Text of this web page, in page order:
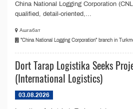
China National Logging Corporation
qualified, detail-oriented,...
Ашгабат
"China National Logging Corporation" branch in
Dort Tarap Logistika Seeks
(International Logistics)
03.08.2026